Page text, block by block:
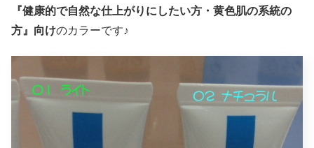
『健康的で自然な仕上がりにしたい方・黄色肌の系統の
方』向けのカラーです♪